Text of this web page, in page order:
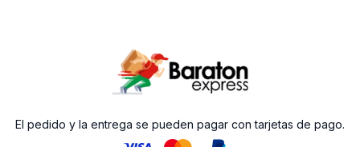
El pedido y la entrega se pueden pagar con tarjetas de pago.